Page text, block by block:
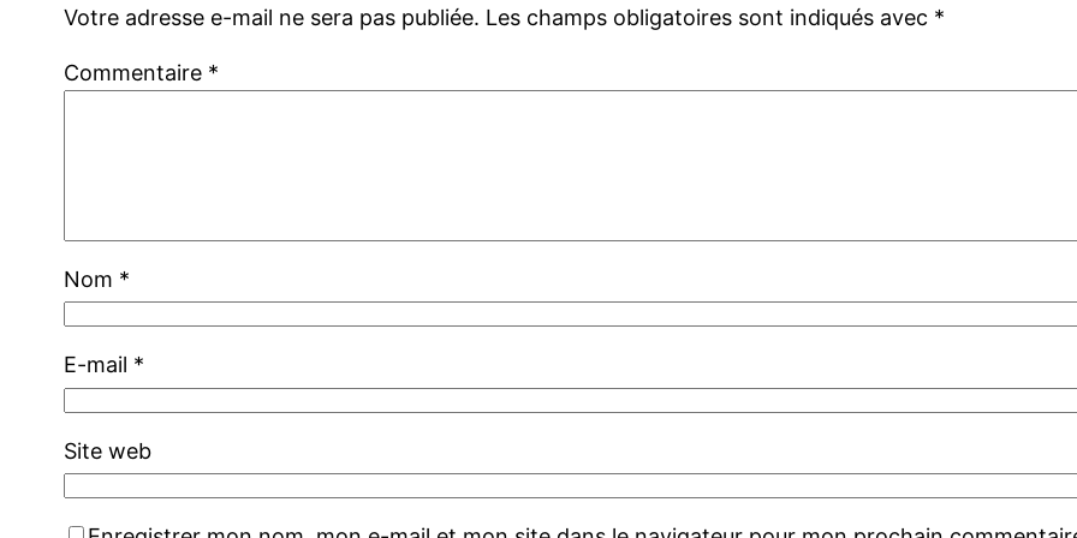
Votre adresse e-mail ne sera pas publiée. Les champs obligatoires sont indiqués avec *
Commentaire *
Nom *
E-mail *
Site web